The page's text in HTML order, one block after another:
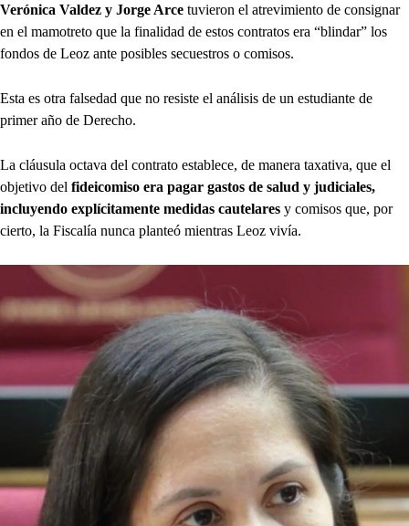
Verónica Valdez y Jorge Arce tuvieron el atrevimiento de consignar
en el mamotreto que la finalidad de estos contratos era “blindar” los
fondos de Leoz ante posibles secuestros o comisos.
Esta es otra falsedad que no resiste el análisis de un estudiante de
primer año de Derecho.
La cláusula octava del contrato establece, de manera taxativa, que el
objetivo del fideicomiso era pagar gastos de salud y judiciales,
incluyendo explícitamente medidas cautelares y comisos que, por
cierto, la Fiscalía nunca planteó mientras Leoz vivía.